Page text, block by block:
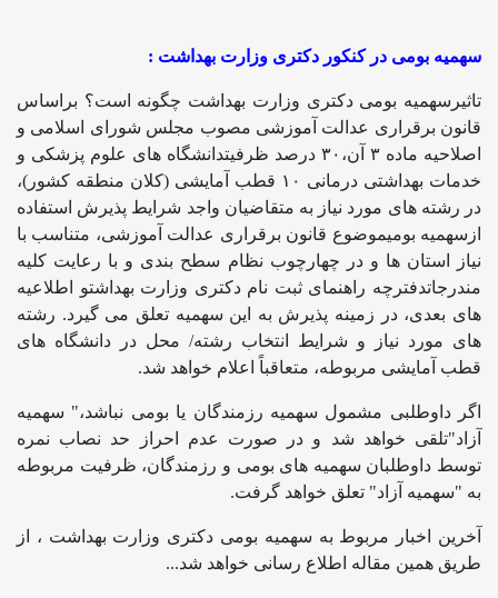
سهمیه بومی در کنکور دکتری وزارت بهداشت :
تاثیرسهمیه بومی دکتری وزارت بهداشت چگونه است؟ براساس
قانون برقراری عدالت آموزشی مصوب مجلس شورای اسلامی و
اصلاحیه ماده ۳ آن،۳۰ درصد ظرفیتدانشگاه های علوم پزشکی و
خدمات بهداشتی درمانی ۱۰ قطب آمایشی (کلان منطقه کشور)،
در رشته های مورد نیاز به متقاضیان واجد شرایط پذیرش استفاده
ازسهمیه بومیموضوع قانون برقراری عدالت آموزشی، متناسب با
نیاز استان ها و در چهارچوب نظام سطح بندی و با رعایت کلیه
مندرجاتدفترچه راهنمای ثبت نام دکتری وزارت بهداشتو اطلاعیه
های بعدی، در زمینه پذیرش به این سهمیه تعلق می گیرد. رشته
های مورد نیاز و شرایط انتخاب رشته/ محل در دانشگاه های
قطب آمایشی مربوطه، متعاقباً اعلام خواهد شد.
اگر داوطلبی مشمول سهمیه رزمندگان یا بومی نباشد،" سهمیه
آزاد"تلقی خواهد شد و در صورت عدم احراز حد نصاب نمره
توسط داوطلبان سهمیه های بومی و رزمندگان، ظرفیت مربوطه
به "سهمیه آزاد" تعلق خواهد گرفت.
آخرین اخبار مربوط به سهمیه بومی دکتری وزارت بهداشت ، از
طریق همین مقاله اطلاع رسانی خواهد شد...